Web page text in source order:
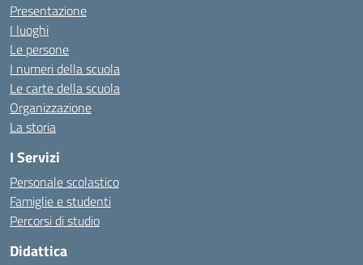
Presentazione
I luoghi
Le persone
I numeri della scuola
Le carte della scuola
Organizzazione
La storia
I Servizi
Personale scolastico
Famiglie e studenti
Percorsi di studio
Didattica